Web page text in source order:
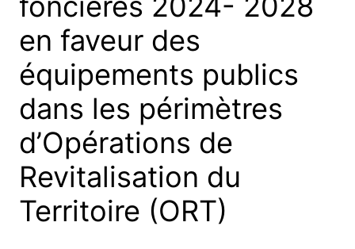
en faveur des
équipements publics
dans les périmètres
d’Opérations de
Revitalisation du
Territoire (ORT)